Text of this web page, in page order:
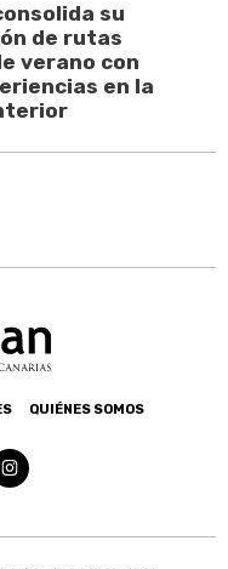
su
de rutas
verano con
en la
QUIÉNES SOMOS